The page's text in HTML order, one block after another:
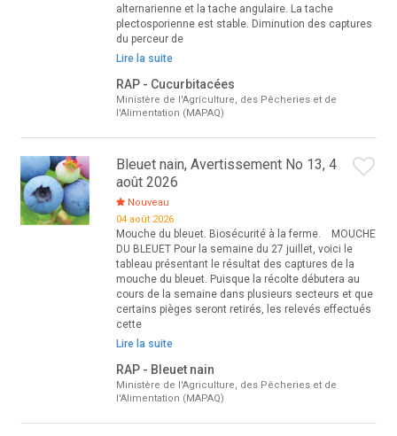
alternarienne et la tache angulaire. La tache
plectosporienne est stable. Diminution des captures
du perceur de
Lire la suite
RAP - Cucurbitacées
Ministère de l'Agriculture, des Pêcheries et de
l'Alimentation (MAPAQ)
Bleuet nain, Avertissement No 13, 4
août 2026
Nouveau
04 août 2026
Mouche du bleuet. Biosécurité à la ferme. MOUCHE
DU BLEUET Pour la semaine du 27 juillet, voici le
tableau présentant le résultat des captures de la
mouche du bleuet. Puisque la récolte débutera au
cours de la semaine dans plusieurs secteurs et que
certains pièges seront retirés, les relevés effectués
cette
Lire la suite
RAP - Bleuet nain
Ministère de l'Agriculture, des Pêcheries et de
l'Alimentation (MAPAQ)